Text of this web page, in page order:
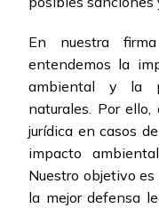
En nuestra
entendemos la
ambiental y la
naturales. Por ello,
jurídica en casos
impacto
Nuestro objetivo
la mejor defensa